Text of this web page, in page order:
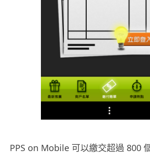
PPS on Mobile 可以繳交超過 800